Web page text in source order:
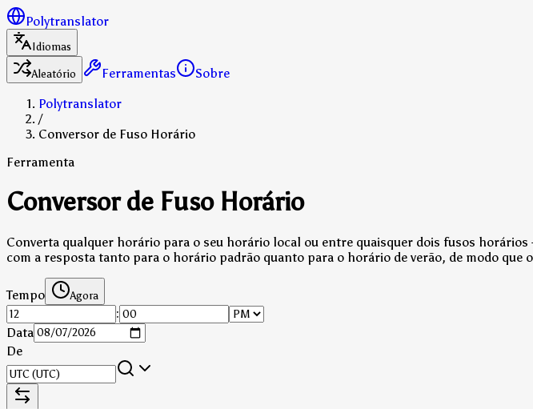
Polytranslator
Idiomas
Aleatório
Ferramentas
Sobre
Polytranslator
/
Conversor de Fuso Horário
Ferramenta
Conversor de Fuso Horário
Converta qualquer horário para o seu horário local ou entre quaisquer dois fusos
com a resposta tanto para o horário padrão quanto para o horário de verão, de modo que
Tempo Agora
:
Data
De